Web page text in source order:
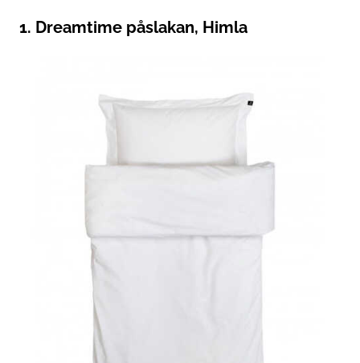
1. Dreamtime påslakan, Himla